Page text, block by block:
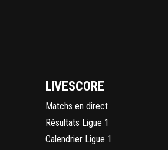
LIVESCORE
Matchs en direct
Résultats Ligue 1
Calendrier Ligue 1